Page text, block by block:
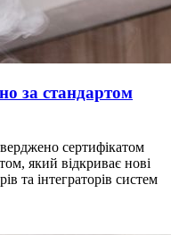
за стандартом
сертифікатом
який відкриває нові
та інтеграторів систем